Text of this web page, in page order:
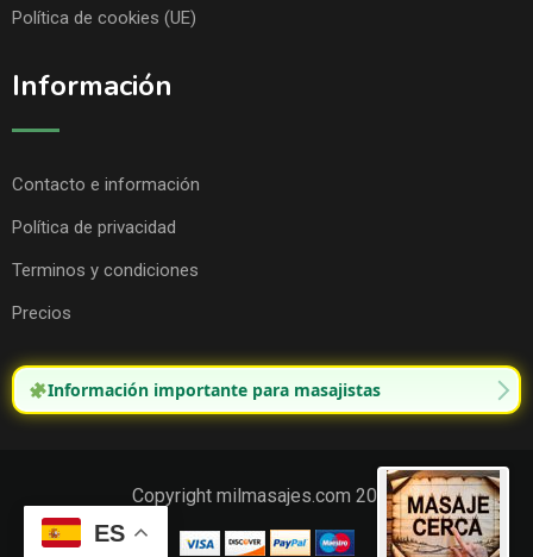
Política de cookies (UE)
Información
Contacto e información
Política de privacidad
Terminos y condiciones
Precios
Información importante para masajistas
Copyright milmasajes.com 2025.
ES